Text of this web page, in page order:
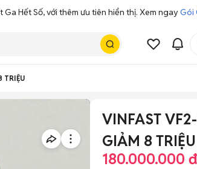
Hết Số, với thêm ưu tiên hiển thị. Xem ngayGói
TRIỆU
VINFAST
GIẢM 8 TRIỆU
180.000.000 đ